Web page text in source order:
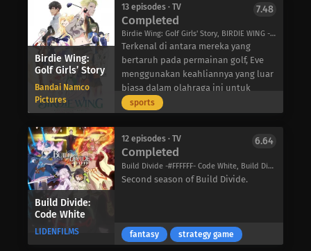
untuk membangun persahabatan
yang tak terduga, bahkan tugas
sederhana seperti berbicara pun
terasa mustahil bagi mereka. Namun,
meskipun dihadapkan pada
tantangan yang tak terhitung
jumlahnya namun sia-sia, Raidou
yang terlalu imajinatif akan
diri sendiri, Ashito adalah satu-
satunya kekuatan yang mendorong
timnya melalui turnamen penyisihan
sekolah menengah yang penting.
Namun, kemenangan beruntun
mereka hanya berumur pendek-
lawan menyebabkan Ashito
kehilangan kesabaran dan bertindak
dikeluarkan dari sisa pertandingan.
Tanpa pemain bintang mereka, tim
dengan cepat tersingkir dari
turnamen. Saat dia yakin bahwa
yang merasakan adanya potensi
Birdie Wing:
Golf Girls’ Story
Bandai Namco
Pictures
13 episodes · TV
Completed
Birdie Wing: Golf Girls' Story, BIRDIE WING -Golf Girls' Story-
7.48
Terkenal di antara mereka yang
bertaruh pada permainan golf, Eve
menggunakan keahliannya yang luar
biasa dalam olahraga ini untuk
mencari nafkah-dengan bertaruh
dan menang melawan berbagai
Pelangi,” dia bersumpah untuk
mengalahkan musuh-musuhnya dan
menaklukkan dunia golf bawah
tanah hanya dengan menggunakan
kekalahan terguncang setelah ia
memainkan permainan yang bersih
sports
Build Divide:
Code White
LIDENFILMS
12 episodes · TV
Completed
Build Divide -#FFFFFF- Code White, Build Divide: #000000 2nd Season, Build Divide: Code Black 2nd Season, Build Divide: #FFFFFF, ビルディバイド -#FFFFFF(コードホワイト)-
6.64
Second season of Build Divide.
fantasy strategy game